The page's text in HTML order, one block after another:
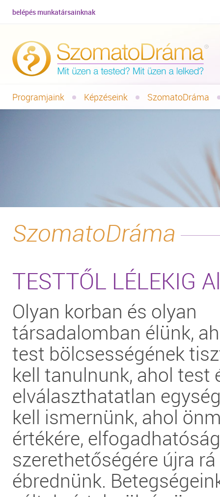
belépés munkatársainknak
Programjaink Képzéseink SzomatoDráma
SzomatoDráma
TESTTŐL LÉLEKIG
Olyan korban és olyan
társadalomban élünk,
test bölcsességének
kell tanulnunk, ahol test
elválaszthatatlan
kell ismernünk, ahol
értékére,
szerethetőségére újra
ébrednünk.